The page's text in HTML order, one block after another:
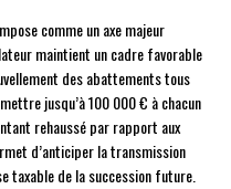
comme un axe majeur
maintient un cadre favorable
des abattements tous
jusqu’à 100 000 € à chacun
rehaussé par rapport aux
d’anticiper la transmission
taxable de la succession future.